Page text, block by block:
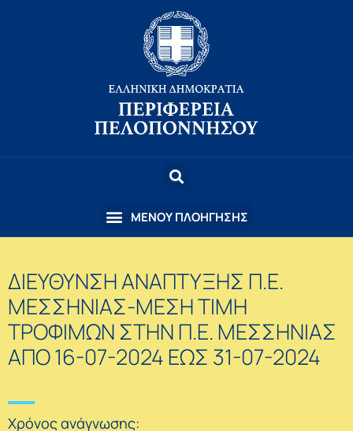
ΔΙΕΥΘΥΝΣΗ ΑΝΑΠΤΥΞΗΣ Π.Ε.
ΜΕΣΣΗΝΙΑΣ-ΜΕΣΗ ΤΙΜΗ
ΤΡΟΦΙΜΩΝ ΣΤΗΝ Π.Ε. ΜΕΣΣΗΝΙΑΣ
ΑΠΟ 16-07-2024 ΕΩΣ 31-07-2024
Χρόνος ανάγνωσης: